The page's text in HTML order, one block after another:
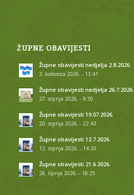
ŽUPNE OBAVIJESTI
Župne obavijesti nedjelja 2.8.2026.
3. kolovoza 2026. - 13:41
Župne obavijesti nedjelja 26.7.2026.
27. srpnja 2026. - 9:30
Župne obavijesti 19.07.2026.
20. srpnja 2026. - 22:43
Župne obavijesti 12.7.2026.
12. srpnja 2026. - 14:20
Župne obavijesti 21.6.2026.
26. lipnja 2026. - 18:25